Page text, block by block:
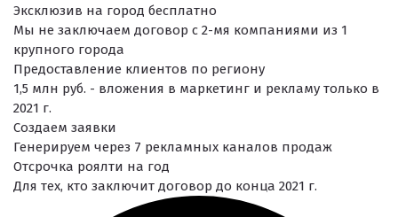
Эксклюзив на город бесплатно
Мы не заключаем договор с 2-мя компаниями из 1
крупного города
Предоставление клиентов по региону
1,5 млн руб. - вложения в маркетинг и рекламу только в
2021 г.
Создаем заявки
Генерируем через 7 рекламных каналов продаж
Отсрочка роялти на год
Для тех, кто заключит договор до конца 2021 г.